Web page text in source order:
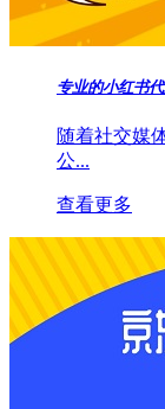
专业的小红书
随着社交媒
公...
查看更多